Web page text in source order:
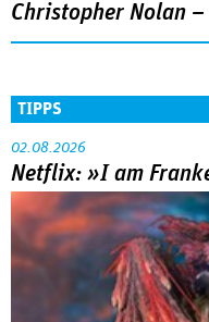
Christopher Nolan
TIPPS
02.08.2026
Netflix: »I am